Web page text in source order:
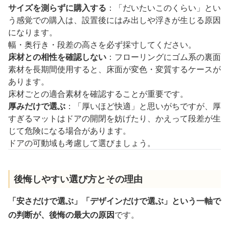
サイズを測らずに購入する ：「だいたいこのくらい」とい
う感覚での購入は、設置後にはみ出しや浮きが生じる原因
になります。
幅・奥行き・段差の高さを必ず採寸してください。
床材との相性を確認しない ：フローリングにゴム系の裏面
素材を長期間使用すると、床面が変色・変質するケースが
あります。
床材ごとの適合素材を確認することが重要です。
厚みだけで選ぶ ：「厚いほど快適」と思いがちですが、厚
すぎるマットはドアの開閉を妨げたり、かえって段差が生
じて危険になる場合があります。
ドアの可動域も考慮して選びましょう。
後悔しやすい選び方とその理由
「安さだけで選ぶ」「デザインだけで選ぶ」という一軸で
の判断が、後悔の最大の原因です。